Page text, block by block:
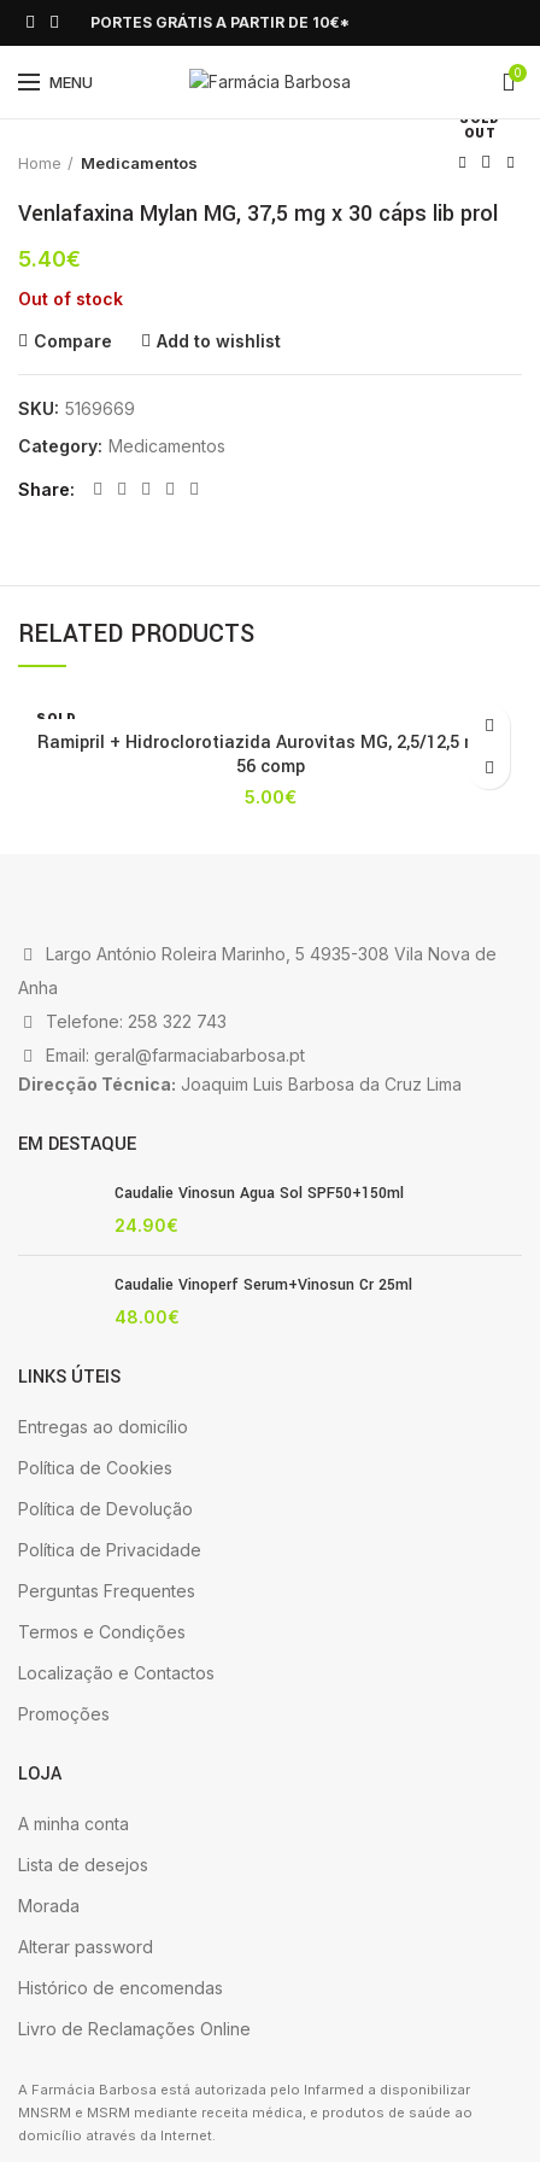
PORTES GRÁTIS A PARTIR DE 10€*
MENU 0
SOLD
OUT
Click to enlarge
Home Medicamentos
Venlafaxina Mylan MG, 37,5 mg x 30 cáps lib prol
5.40€
Out of stock
Compare Add to wishlist
SKU: 5169669
Category: Medicamentos
Share
RELATED PRODUCTS
SOLD
OUT
Ramipril + Hidroclorotiazida Aurovitas MG, 2,5/12,5 mg x
56 comp
5.00€
Largo António Roleira Marinho, 5 4935-308 Vila Nova de
Anha
Telefone: 258 322 743
Email: geral@farmaciabarbosa.pt
Direcção Técnica: Joaquim Luis Barbosa da Cruz Lima
EM DESTAQUE
Caudalie Vinosun Agua Sol SPF50+150ml
24.90€
Caudalie Vinoperf Serum+Vinosun Cr 25ml
48.00€
LINKS ÚTEIS
Entregas ao domicílio
Política de Cookies
Política de Devolução
Política de Privacidade
Perguntas Frequentes
Termos e Condições
Localização e Contactos
Promoções
LOJA
A minha conta
Lista de desejos
Morada
Alterar password
Histórico de encomendas
Livro de Reclamações Online
A Farmácia Barbosa está autorizada pelo Infarmed a disponibilizar
MNSRM e MSRM mediante receita médica, e produtos de saúde ao
domicílio através da Internet.